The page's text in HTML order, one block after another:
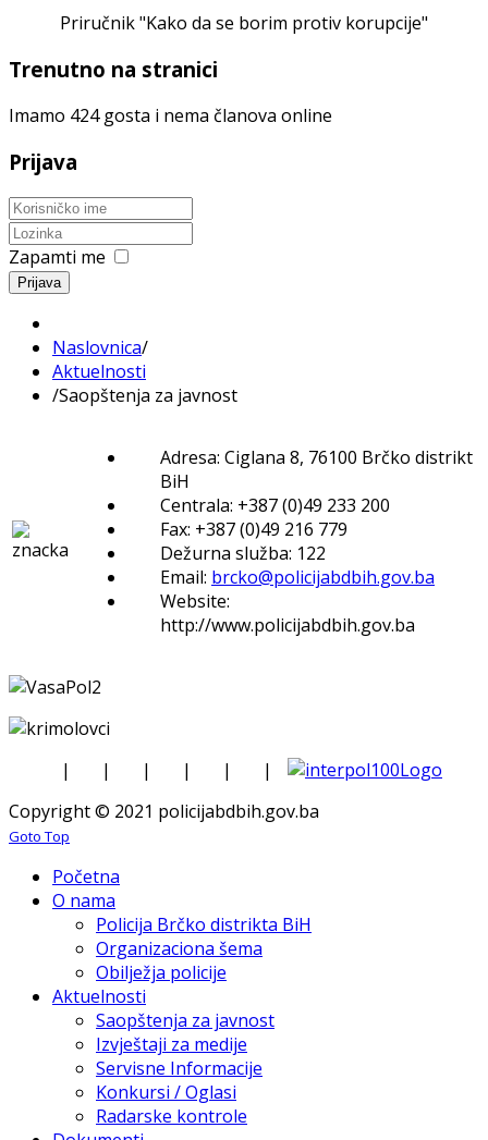
Priručnik "Kako da se borim protiv korupcije"
Trenutno na stranici
Imamo 424 gosta i nema članova online
Prijava
Zapamti me
Prijava
Naslovnica/
Aktuelnosti
/Saopštenja za javnost
Adresa: Ciglana 8, 76100 Brčko distrikt
BiH
Centrala: +387 (0)49 233 200
Fax: +387 (0)49 216 779
Dežurna služba: 122
Email: brcko@policijabdbih.gov.ba
Website:
http://www.policijabdbih.gov.ba
| | | | |
|
Copyright © 2021 policijabdbih.gov.ba
Goto Top
Početna
O nama
Policija Brčko distrikta BiH
Organizaciona šema
Obilježja policije
Aktuelnosti
Saopštenja za javnost
Izvještaji za medije
Servisne Informacije
Konkursi / Oglasi
Radarske kontrole